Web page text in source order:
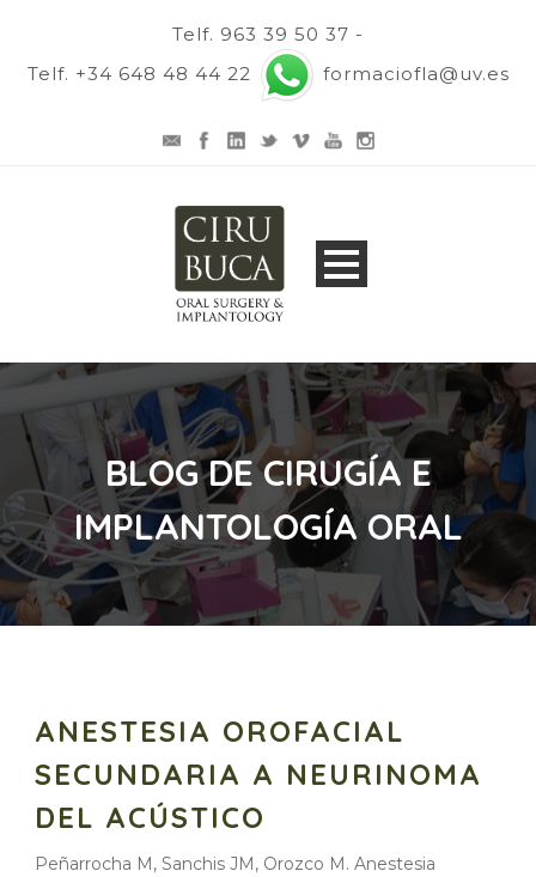
Telf. 963 39 50 37 -
Telf. +34 648 48 44 22
formaciofla@uv.es
BLOG DE CIRUGÍA E
IMPLANTOLOGÍA ORAL
ANESTESIA OROFACIAL
SECUNDARIA A NEURINOMA
DEL ACÚSTICO
Peñarrocha M, Sanchis JM, Orozco M. Anestesia